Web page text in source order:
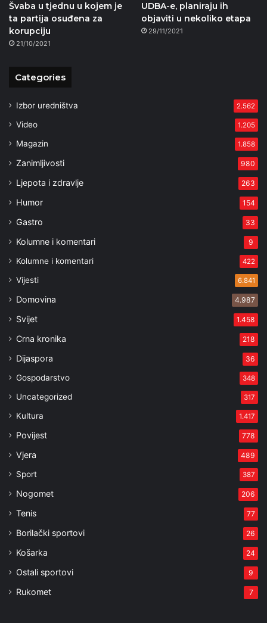
Švaba u tjednu u kojem je
ta partija osuđena za
korupciju
21/10/2021
UDBA-e, planiraju ih
objaviti u nekoliko etapa
29/11/2021
Categories
Izbor uredništva 2.562
Video 1.205
Magazin 1.858
Zanimljivosti 980
Ljepota i zdravlje 263
Humor 154
Gastro 33
Kolumne i komentari 9
Kolumne i komentari 422
Vijesti 6.841
Domovina 4.987
Svijet 1.458
Crna kronika 218
Dijaspora 36
Gospodarstvo 348
Uncategorized 317
Kultura 1.417
Povijest 778
Vjera 489
Sport 387
Nogomet 206
Tenis 77
Borilački sportovi 26
Košarka 24
Ostali sportovi 9
Rukomet 7